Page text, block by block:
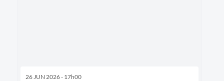
26 JUN 2026 - 17h00